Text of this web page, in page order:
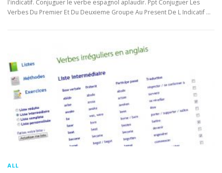
l'indicatif. Conjuguer le verbe espagnol aplaudir. Ppt Conjuguer Les
Verbes Du Premier Et Du Deuxieme Groupe Au Present De L Indicatif …
ALL